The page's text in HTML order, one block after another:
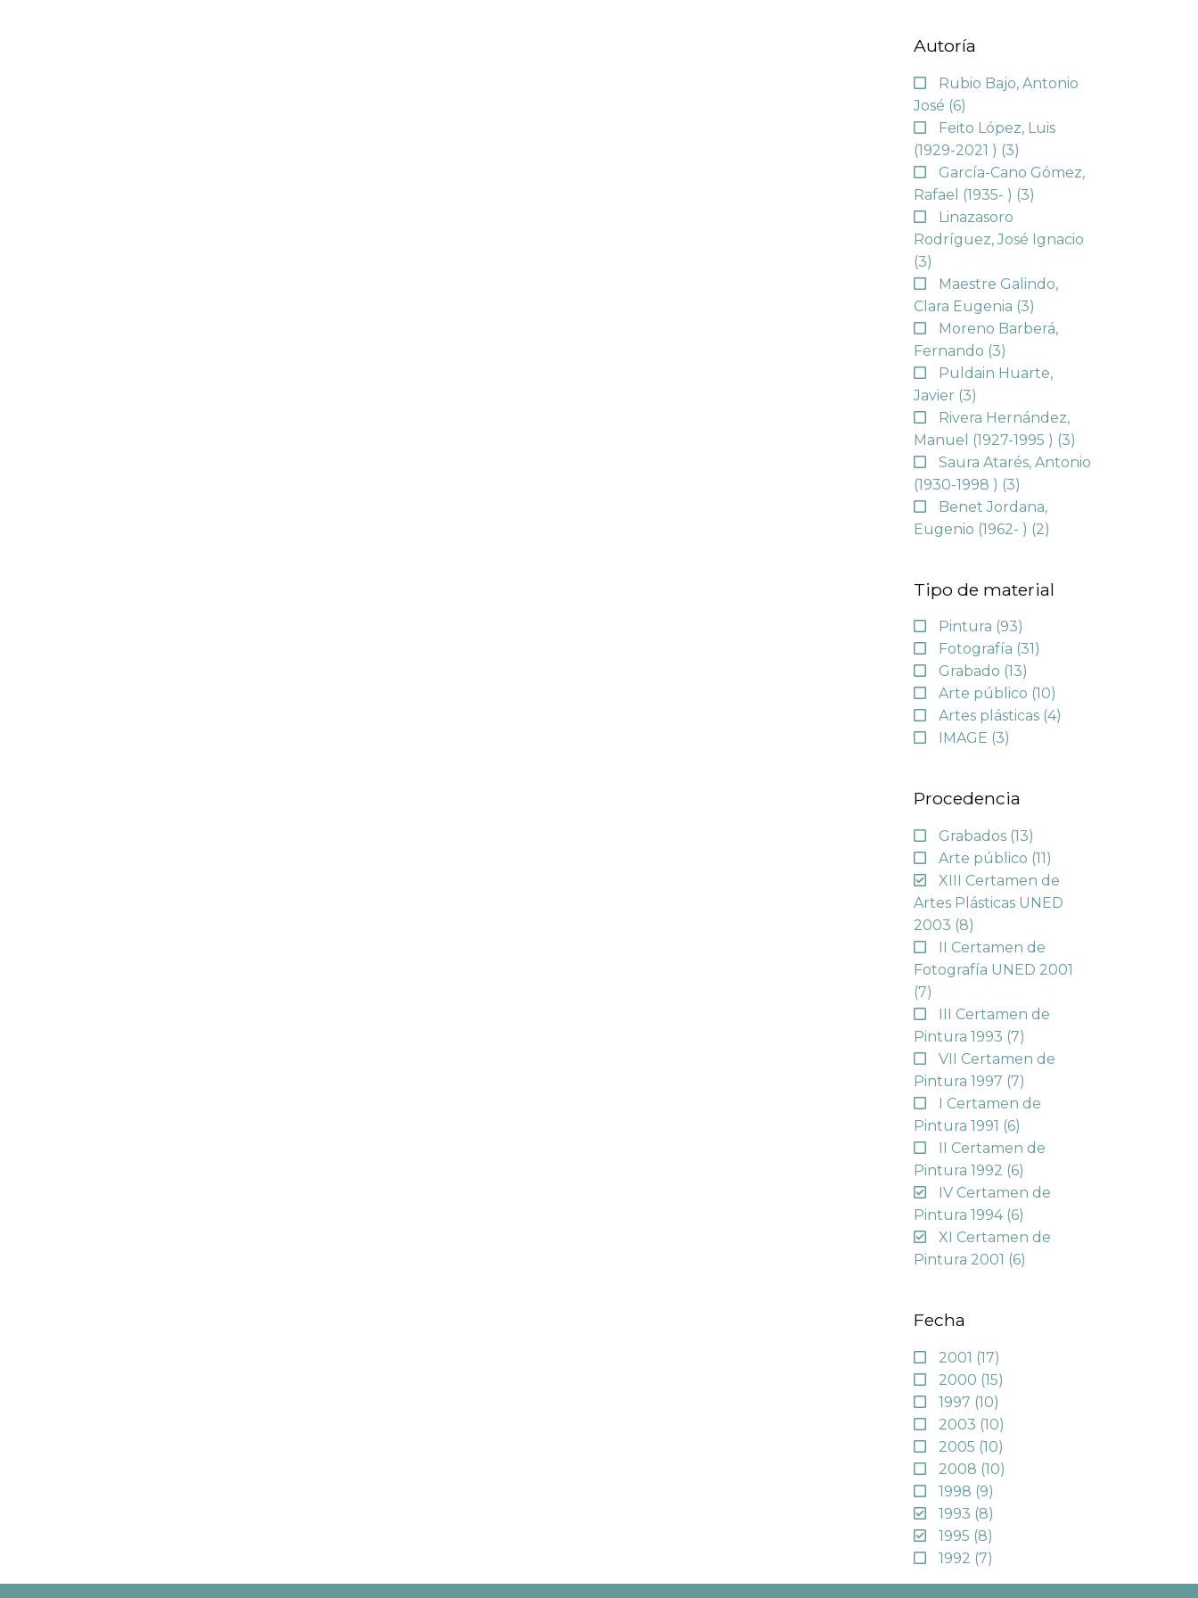
Autoría
Rubio Bajo, Antonio
José (6)
Feito López, Luis
(1929-2021 ) (3)
García-Cano Gómez,
Rafael (1935- ) (3)
Linazasoro
Rodríguez, José Ignacio
(3)
Maestre Galindo,
Clara Eugenia (3)
Moreno Barberá,
Fernando (3)
Puldain Huarte,
Javier (3)
Rivera Hernández,
Manuel (1927-1995 ) (3)
Saura Atarés, Antonio
(1930-1998 ) (3)
Benet Jordana,
Eugenio (1962- ) (2)
Tipo de material
Pintura (93)
Fotografía (31)
Grabado (13)
Arte público (10)
Artes plásticas (4)
IMAGE (3)
Procedencia
Grabados (13)
Arte público (11)
XIII Certamen de
Artes Plásticas UNED
2003 (8)
II Certamen de
Fotografía UNED 2001
(7)
III Certamen de
Pintura 1993 (7)
VII Certamen de
Pintura 1997 (7)
I Certamen de
Pintura 1991 (6)
II Certamen de
Pintura 1992 (6)
IV Certamen de
Pintura 1994 (6)
XI Certamen de
Pintura 2001 (6)
Fecha
2001 (17)
2000 (15)
1997 (10)
2003 (10)
2005 (10)
2008 (10)
1998 (9)
1993 (8)
1995 (8)
1992 (7)